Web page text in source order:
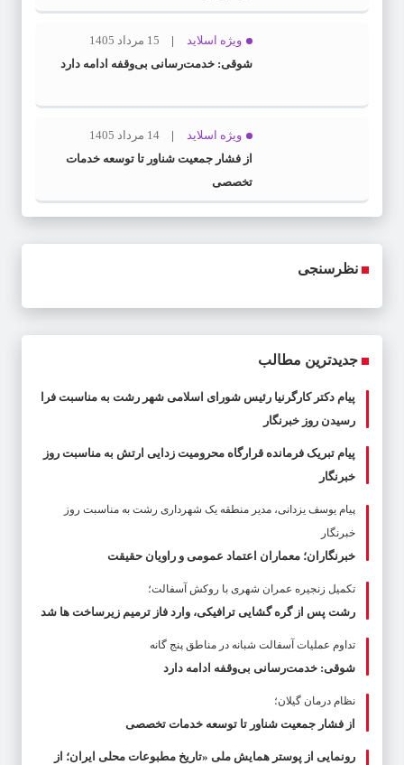
ویژه اسلاید
15 مرداد 1405
شوقی: خدمت‌رسانی بی‌وقفه ادامه دارد
ویژه اسلاید
14 مرداد 1405
از فشار جمعیت شناور تا توسعه خدمات
تخصصی
نظرسنجی
جدیدترین مطالب
پیام دکتر کارگرنیا رئیس شورای اسلامی شهر رشت به مناسبت فرا
رسیدن روز خبرنگار
پیام تبریک فرمانده قرارگاه محرومیت‌ زدایی ارتش به مناسبت روز
خبرنگار
پیام یوسف یزدانی، مدیر منطقه یک شهرداری رشت به مناسبت روز
خبرنگار
خبرنگاران؛ معماران اعتماد عمومی و راویان حقیقت
تکمیل زنجیره عمران شهری با روکش آسفالت؛
رشت پس از گره گشایی ترافیکی، وارد فاز ترمیم زیرساخت ها شد
تداوم عملیات آسفالت‌ شبانه در مناطق پنج گانه
شوقی: خدمت‌رسانی بی‌وقفه ادامه دارد
نظام درمان گیلان؛
از فشار جمعیت شناور تا توسعه خدمات تخصصی
رونمایی از پوستر همایش ملی «تاریخ مطبوعات محلی ایران؛ از